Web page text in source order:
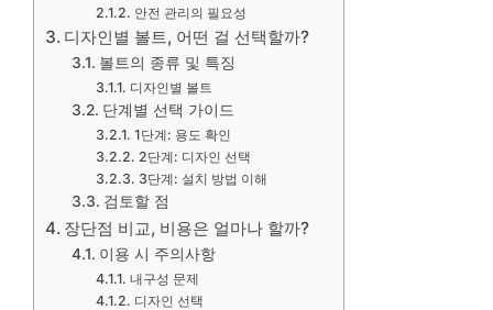
안전 관리의 필요성
디자인별 볼트, 어떤 걸 선택할까?
볼트의 종류 및 특징
디자인별 볼트
단계별 선택 가이드
1단계: 용도 확인
2단계: 디자인 선택
3단계: 설치 방법 이해
검토할 점
장단점 비교, 비용은 얼마나 할까?
이용 시 주의사항
내구성 문제
디자인 선택